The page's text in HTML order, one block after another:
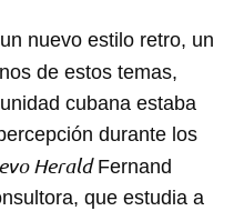
nuevo estilo retro, un
de estos temas,
cubana estaba
durante los
HeraldFernand
que estudia a